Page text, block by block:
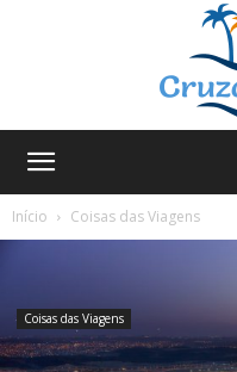
Início
Coisas das Viagens
Coisas das Viagens